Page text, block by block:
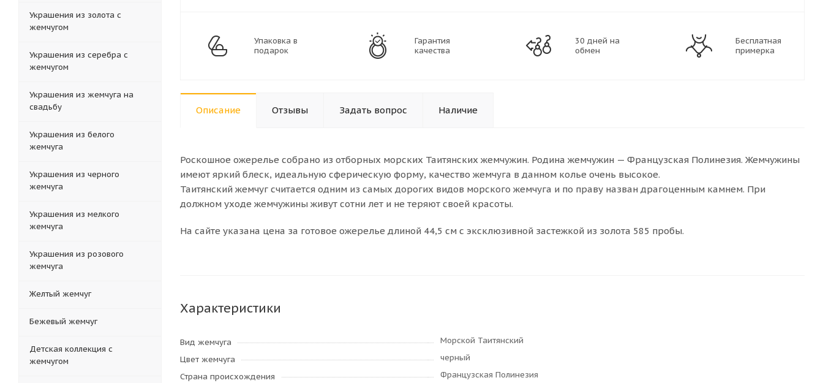
Упаковка в
подарок
Гарантия
качества
30 дней на
обмен
Бесплатная
примерка
Описание Отзывы Задать вопрос Наличие
Роскошное ожерелье собрано из отборных морских Таитянских жемчужин. Родина жемчужин — Французская Полинезия. Жемчужины
имеют яркий блеск, идеальную сферическую форму, качество жемчуга в данном колье очень высокое.
Таитянский жемчуг считается одним из самых дорогих видов морского жемчуга и по праву назван драгоценным камнем. При
должном уходе жемчужины живут сотни лет и не теряют своей красоты.
На сайте указана цена за готовое ожерелье длиной 44,5 см с эксклюзивной застежкой из золота 585 пробы.
Характеристики
Вид жемчуга
Морской Таитянский
Цвет жемчуга
черный
Страна происхождения
Французская Полинезия
Украшения из золота с
жемчугом
Украшения из серебра с
жемчугом
Украшения из жемчуга на
свадьбу
Украшения из белого
жемчуга
Украшения из черного
жемчуга
Украшения из мелкого
жемчуга
Украшения из розового
жемчуга
Желтый жемчуг
Бежевый жемчуг
Детская коллекция с
жемчугом